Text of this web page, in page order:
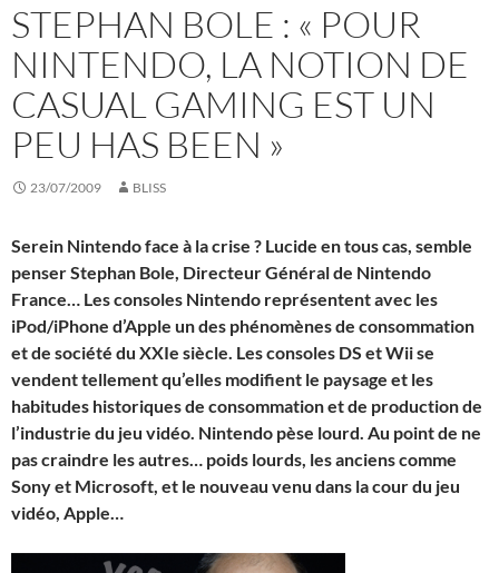
STEPHAN BOLE : « POUR
NINTENDO, LA NOTION DE
CASUAL GAMING EST UN
PEU HAS BEEN »
23/07/2009 BLISS
Serein Nintendo face à la crise ? Lucide en tous cas, semble
penser Stephan Bole, Directeur Général de Nintendo
France… Les consoles Nintendo représentent avec les
iPod/iPhone d’Apple un des phénomènes de consommation
et de société du XXIe siècle. Les consoles DS et Wii se
vendent tellement qu’elles modifient le paysage et les
habitudes historiques de consommation et de production de
l’industrie du jeu vidéo. Nintendo pèse lourd. Au point de ne
pas craindre les autres… poids lourds, les anciens comme
Sony et Microsoft, et le nouveau venu dans la cour du jeu
vidéo, Apple…